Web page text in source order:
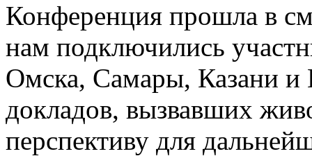
Конференция прошла в
нам подключились
Омска, Самары, Казани и
докладов, вызвавших
перспективу для